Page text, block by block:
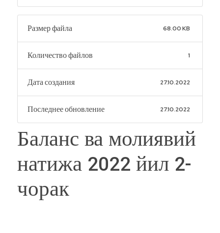
Размер файла 68.00 KB
Количество файлов 1
Дата создания 27.10.2022
Последнее обновление 27.10.2022
Баланс ва молиявий
натижа 2022 йил 2-
чорак